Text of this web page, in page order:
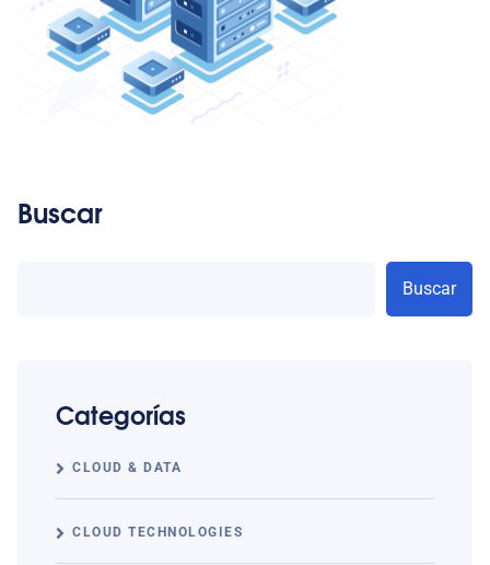
Buscar
Buscar
Categorías
CLOUD & DATA
CLOUD TECHNOLOGIES